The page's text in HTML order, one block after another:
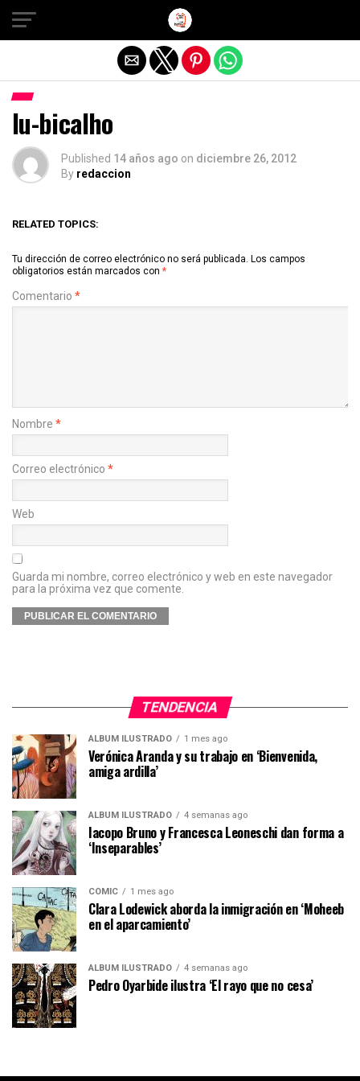
lu-bicalho
Published 14 años ago on diciembre 26, 2012
By redaccion
RELATED TOPICS:
Tu dirección de correo electrónico no será publicada. Los campos
obligatorios están marcados con *
Comentario *
Nombre *
Correo electrónico *
Web
Guarda mi nombre, correo electrónico y web en este navegador
para la próxima vez que comente.
TENDENCIA
ÁLBUM ILUSTRADO 1 mes ago
Verónica Aranda y su trabajo en ‘Bienvenida,
amiga ardilla’
ÁLBUM ILUSTRADO 4 semanas ago
Iacopo Bruno y Francesca Leoneschi dan forma a
‘Inseparables’
CÓMIC 1 mes ago
Clara Lodewick aborda la inmigración en ‘Moheeb
en el aparcamiento’
ÁLBUM ILUSTRADO 4 semanas ago
Pedro Oyarbide ilustra ‘El rayo que no cesa’
Salir de la versión móvil